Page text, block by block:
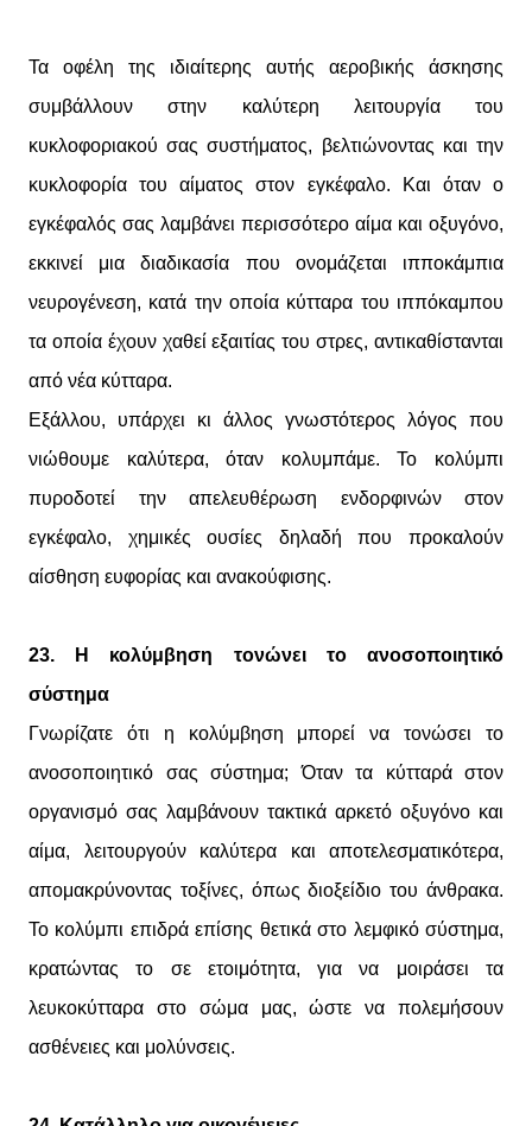
Τα οφέλη της ιδιαίτερης αυτής αεροβικής άσκησης
συμβάλλουν στην καλύτερη λειτουργία του
κυκλοφοριακού σας συστήματος, βελτιώνοντας και την
κυκλοφορία του αίματος στον εγκέφαλο. Και όταν ο
εγκέφαλός σας λαμβάνει περισσότερο αίμα και οξυγόνο,
εκκινεί μια διαδικασία που ονομάζεται ιπποκάμπια
νευρογένεση, κατά την οποία κύτταρα του ιππόκαμπου
τα οποία έχουν χαθεί εξαιτίας του στρες, αντικαθίστανται
από νέα κύτταρα.
Εξάλλου, υπάρχει κι άλλος γνωστότερος λόγος που
νιώθουμε καλύτερα, όταν κολυμπάμε. Το κολύμπι
πυροδοτεί την απελευθέρωση ενδορφινών στον
εγκέφαλο, χημικές ουσίες δηλαδή που προκαλούν
αίσθηση ευφορίας και ανακούφισης.
23. Η κολύμβηση τονώνει το ανοσοποιητικό
σύστημα
Γνωρίζατε ότι η κολύμβηση μπορεί να τονώσει το
ανοσοποιητικό σας σύστημα; Όταν τα κύτταρά στον
οργανισμό σας λαμβάνουν τακτικά αρκετό οξυγόνο και
αίμα, λειτουργούν καλύτερα και αποτελεσματικότερα,
απομακρύνοντας τοξίνες, όπως διοξείδιο του άνθρακα.
Το κολύμπι επιδρά επίσης θετικά στο λεμφικό σύστημα,
κρατώντας το σε ετοιμότητα, για να μοιράσει τα
λευκοκύτταρα στο σώμα μας, ώστε να πολεμήσουν
ασθένειες και μολύνσεις.